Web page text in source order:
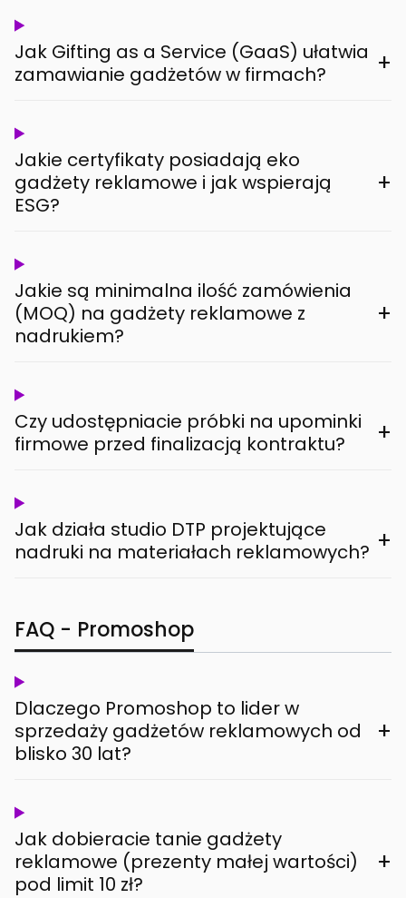
Jak Gifting as a Service (GaaS) ułatwia
zamawianie gadżetów w firmach?
+
Jakie certyfikaty posiadają eko
gadżety reklamowe i jak wspierają
ESG?
+
Jakie są minimalna ilość zamówienia
(MOQ) na gadżety reklamowe z
nadrukiem?
+
Czy udostępniacie próbki na upominki
firmowe przed finalizacją kontraktu?
+
Jak działa studio DTP projektujące
nadruki na materiałach reklamowych? +
FAQ - Promoshop
Dlaczego Promoshop to lider w
sprzedaży gadżetów reklamowych od
blisko 30 lat?
+
Jak dobieracie tanie gadżety
reklamowe (prezenty małej wartości)
pod limit 10 zł?
+